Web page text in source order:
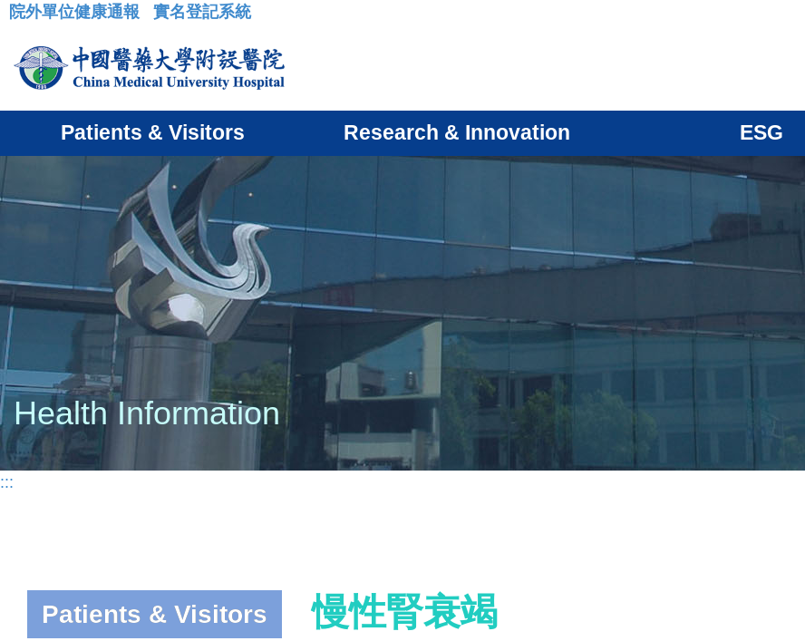
:::
院外單位健康通報 實名登記系統
Patients & Visitors Research & Innovation ESG
Health Information
:::
Patients & Visitors 慢性腎衰竭